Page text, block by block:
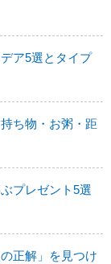
ア5選とタイプ
ち物・お粥・距
プレゼント5選
正解」を見つけ